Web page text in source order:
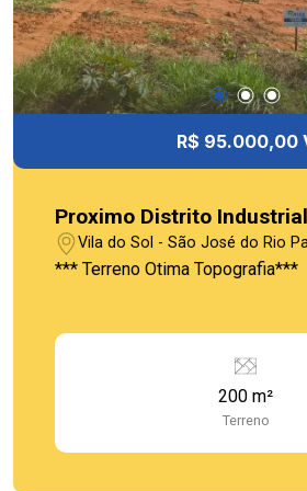
R$ 95.000,00
Proximo Distrito Industrial
Vila do Sol - São José do Rio
*** Terreno Otima Topografia***
200 m²
Terreno